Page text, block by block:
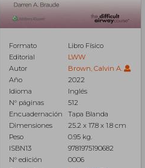
Formato
Libro Físico
Editorial
LWW
Autor
Brown, Calvin A.
Año
2022
Idioma
Inglés
N° páginas
512
Encuadernación
Tapa Blanda
Dimensiones
25.2 x 17.8 x 1.8 cm
Peso
0.95 kg.
ISBN13
9781975190682
N° edición
0006